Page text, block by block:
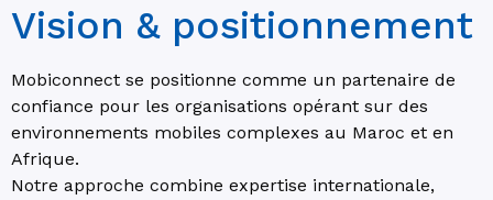
Vision & positionnement
Mobiconnect se positionne comme un partenaire de
confiance pour les organisations opérant sur des
environnements mobiles complexes au Maroc et en
Afrique.
Notre approche combine expertise internationale,